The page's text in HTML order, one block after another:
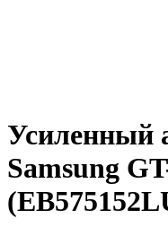
Усиленный
Samsung